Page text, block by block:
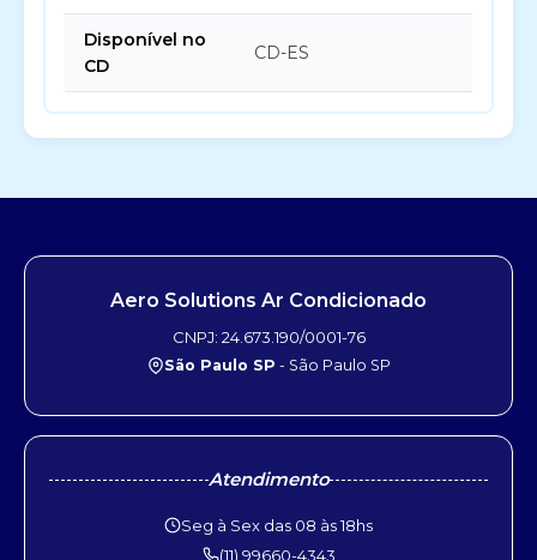
Disponível no
CD
CD-ES
Aero Solutions Ar Condicionado
CNPJ: 24.673.190/0001-76
São Paulo SP - São Paulo SP
Atendimento
Seg à Sex das 08 às 18hs
(11) 99660-4343